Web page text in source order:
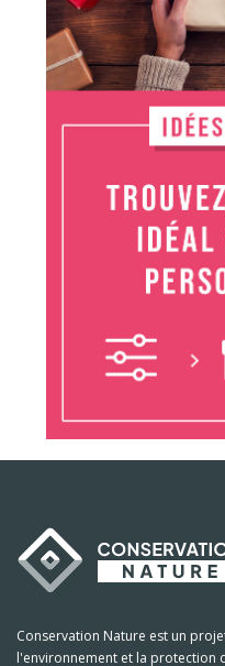
Conservation Nature est un
l'environnement et la protection